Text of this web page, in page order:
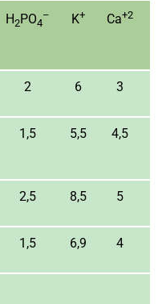
H2PO4
– K+ Ca+2
2 6 3
1,5 5,5 4,5
2,5 8,5 5
1,5 6,9 4